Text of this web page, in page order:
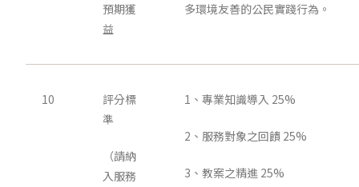
預期獲
益
多環境友善的公民實踐行為。
10
評分標
準
（請納
入服務
1、專業知識導入 25%
2、服務對象之回饋 25%
3、教案之精進 25%